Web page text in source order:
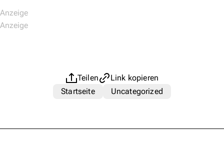
Teilen
Link kopieren
Startseite
Uncategorized